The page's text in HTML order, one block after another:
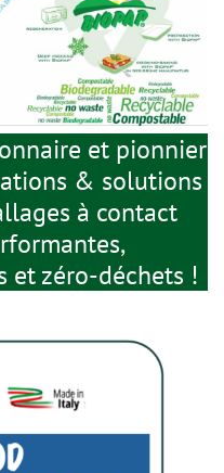
et pionnier
& solutions
à contact
et zéro-déchets !